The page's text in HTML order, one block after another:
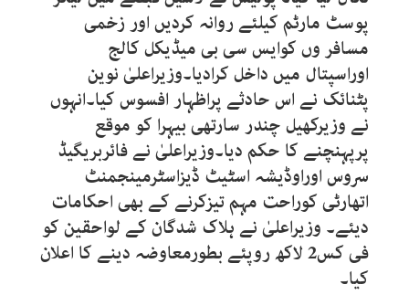
پوسٹ مارٹم کیلئے روانہ کردیں اور زخمی
مسافر وں کوایس سی بی میڈیکل کالج
اوراسپتال میں داخل کرادیا۔وزیراعلیٰ نوین
پٹنائک نے اس حادثے پراظہار افسوس کیا۔انہوں
نے وزیرکھیل چندر سارتھی بیہرا کو موقع
پرپہنچنے کا حکم دیا۔وزیراعلیٰ نے فائربریگیڈ
سروس اوراوڈیشہ اسٹیٹ ڈیزاسٹرمینجمنٹ
اتھارٹی کوراحت مہم تیزکرنے کے بھی احکامات
دیئے۔ وزیراعلیٰ نے ہلاک شدگان کے لواحقین کو
فی کس2 لاکھ روپئے بطورمعاوضہ دینے کا اعلان
کیا۔